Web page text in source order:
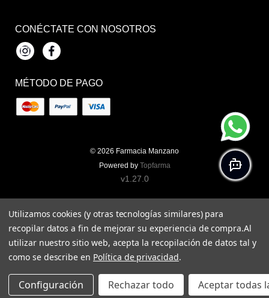
CONÉCTATE CON NOSOTROS
InstagramFacebook
MÉTODO DE PAGO
© 2026 Farmacia Manzano
Powered by Topfarma
v1.27.0
Utilizamos cookies (y otras tecnologías similares) para
recopilar datos a fin de mejorar su experiencia de compra.Al
utilizar nuestro sitio web, acepta la recopilación de datos tal y
como se describe en Política de privacidad.
Configuración Rechazar todo Aceptar todas